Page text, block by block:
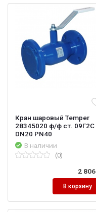
Кран шаровый Temper
28345020 ф/ф ст. 09Г2С
DN20 PN40
В наличии
(0)
2 806
В корзину